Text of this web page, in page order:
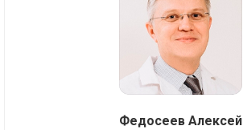
Федосеев Алексей